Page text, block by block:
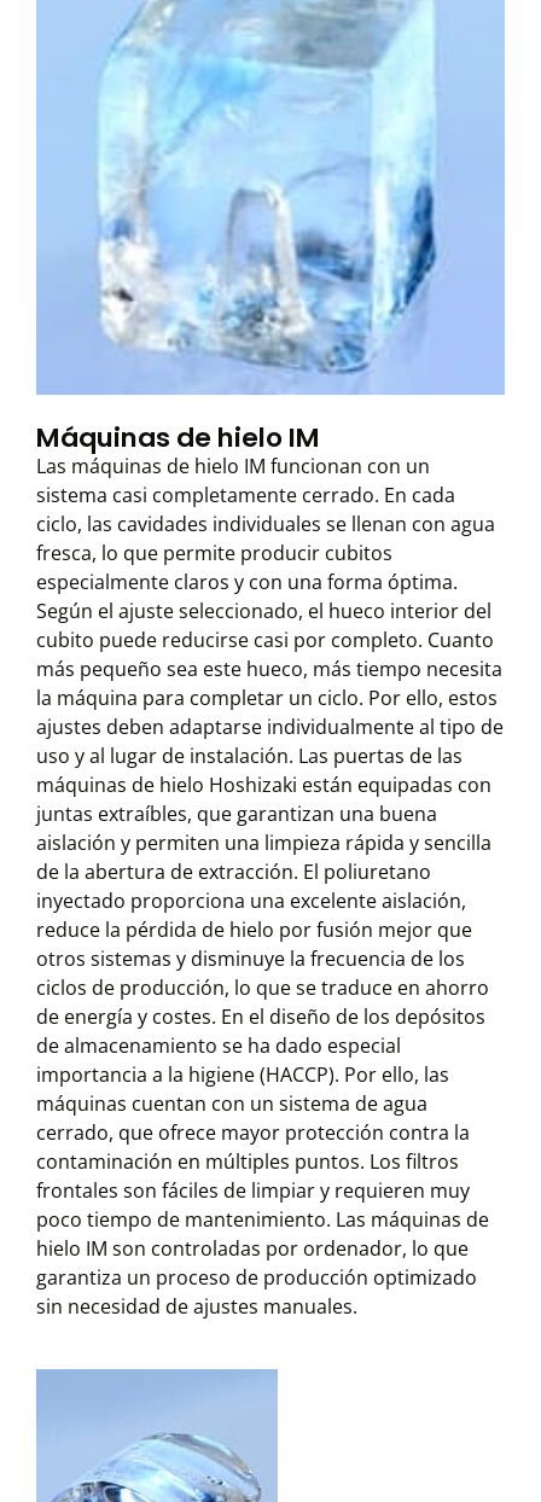
Máquinas de hielo IM
Las máquinas de hielo IM funcionan con un
sistema casi completamente cerrado. En cada
ciclo, las cavidades individuales se llenan con agua
fresca, lo que permite producir cubitos
especialmente claros y con una forma óptima.
Según el ajuste seleccionado, el hueco interior del
cubito puede reducirse casi por completo. Cuanto
más pequeño sea este hueco, más tiempo necesita
la máquina para completar un ciclo. Por ello, estos
ajustes deben adaptarse individualmente al tipo de
uso y al lugar de instalación. Las puertas de las
máquinas de hielo Hoshizaki están equipadas con
juntas extraíbles, que garantizan una buena
aislación y permiten una limpieza rápida y sencilla
de la abertura de extracción. El poliuretano
inyectado proporciona una excelente aislación,
reduce la pérdida de hielo por fusión mejor que
otros sistemas y disminuye la frecuencia de los
ciclos de producción, lo que se traduce en ahorro
de energía y costes. En el diseño de los depósitos
de almacenamiento se ha dado especial
importancia a la higiene (HACCP). Por ello, las
máquinas cuentan con un sistema de agua
cerrado, que ofrece mayor protección contra la
contaminación en múltiples puntos. Los filtros
frontales son fáciles de limpiar y requieren muy
poco tiempo de mantenimiento. Las máquinas de
hielo IM son controladas por ordenador, lo que
garantiza un proceso de producción optimizado
sin necesidad de ajustes manuales.